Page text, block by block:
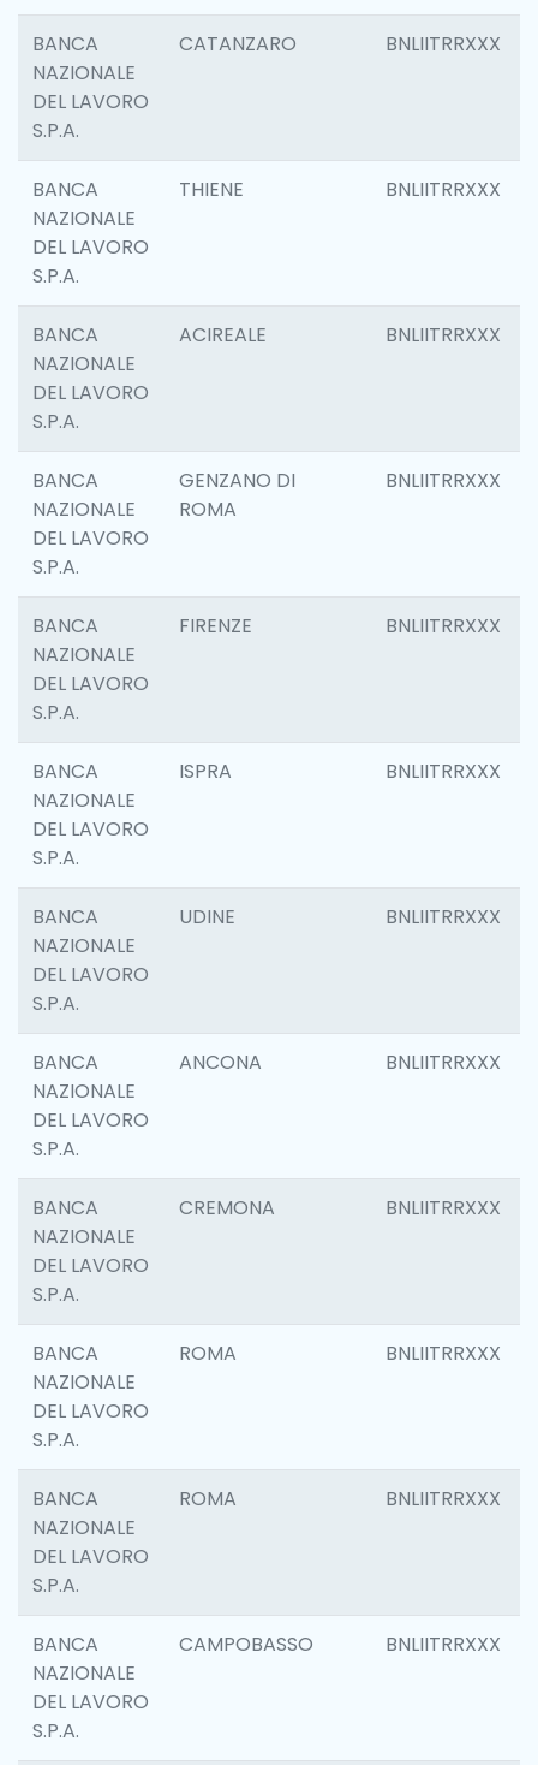
BANCA
NAZIONALE
DEL LAVORO
S.P.A.
CATANZARO BNLIITRRXXX
BANCA
NAZIONALE
DEL LAVORO
S.P.A.
THIENE BNLIITRRXXX
BANCA
NAZIONALE
DEL LAVORO
S.P.A.
ACIREALE BNLIITRRXXX
BANCA
NAZIONALE
DEL LAVORO
S.P.A.
GENZANO DI
ROMA
BNLIITRRXXX
BANCA
NAZIONALE
DEL LAVORO
S.P.A.
FIRENZE BNLIITRRXXX
BANCA
NAZIONALE
DEL LAVORO
S.P.A.
ISPRA BNLIITRRXXX
BANCA
NAZIONALE
DEL LAVORO
S.P.A.
UDINE BNLIITRRXXX
BANCA
NAZIONALE
DEL LAVORO
S.P.A.
ANCONA BNLIITRRXXX
BANCA
NAZIONALE
DEL LAVORO
S.P.A.
CREMONA BNLIITRRXXX
BANCA
NAZIONALE
DEL LAVORO
S.P.A.
ROMA BNLIITRRXXX
BANCA
NAZIONALE
DEL LAVORO
S.P.A.
ROMA BNLIITRRXXX
BANCA
NAZIONALE
DEL LAVORO
S.P.A.
CAMPOBASSO BNLIITRRXXX